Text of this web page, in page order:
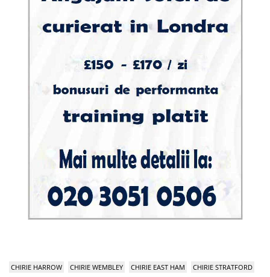
CHIRIE HARROW CHIRIE WEMBLEY CHIRIE EAST HAM
CHIRIE STRATFORD